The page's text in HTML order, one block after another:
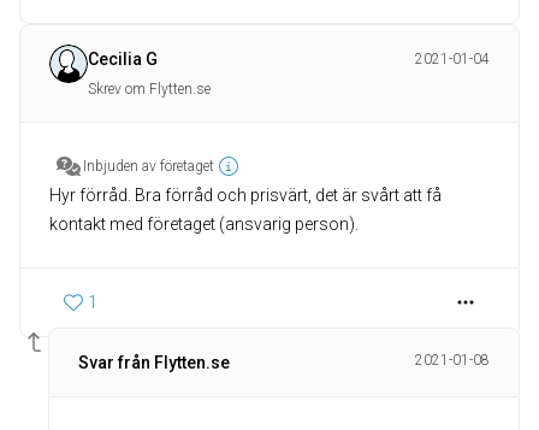
Cecilia G
2021-01-04
Skrev om Flytten.se
Inbjuden av företaget
Hyr förråd. Bra förråd och prisvärt, det är svårt att få
kontakt med företaget (ansvarig person).
1
Svar från Flytten.se 2021-01-08